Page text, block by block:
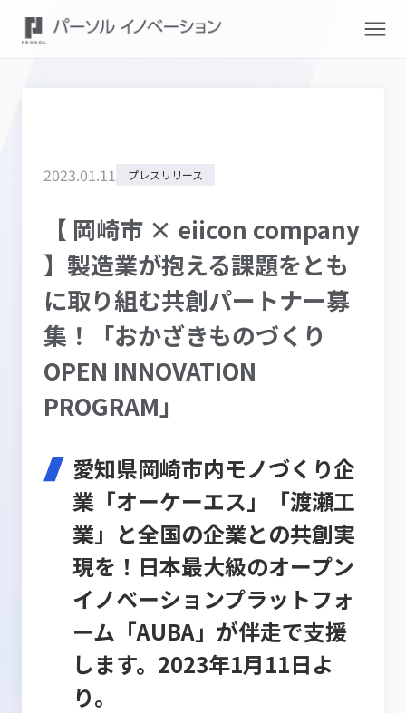
2023.01.11 プレスリリース
【 岡崎市 × eiicon company
】製造業が抱える課題をとも
に取り組む共創パートナー募
集！「おかざきものづくり
OPEN INNOVATION
PROGRAM」
愛知県岡崎市内モノづくり企
業「オーケーエス」「渡瀬工
業」と全国の企業との共創実
現を！日本最大級のオープン
イノベーションプラットフォ
ーム「AUBA」が伴走で支援
します。2023年1月11日よ
り。